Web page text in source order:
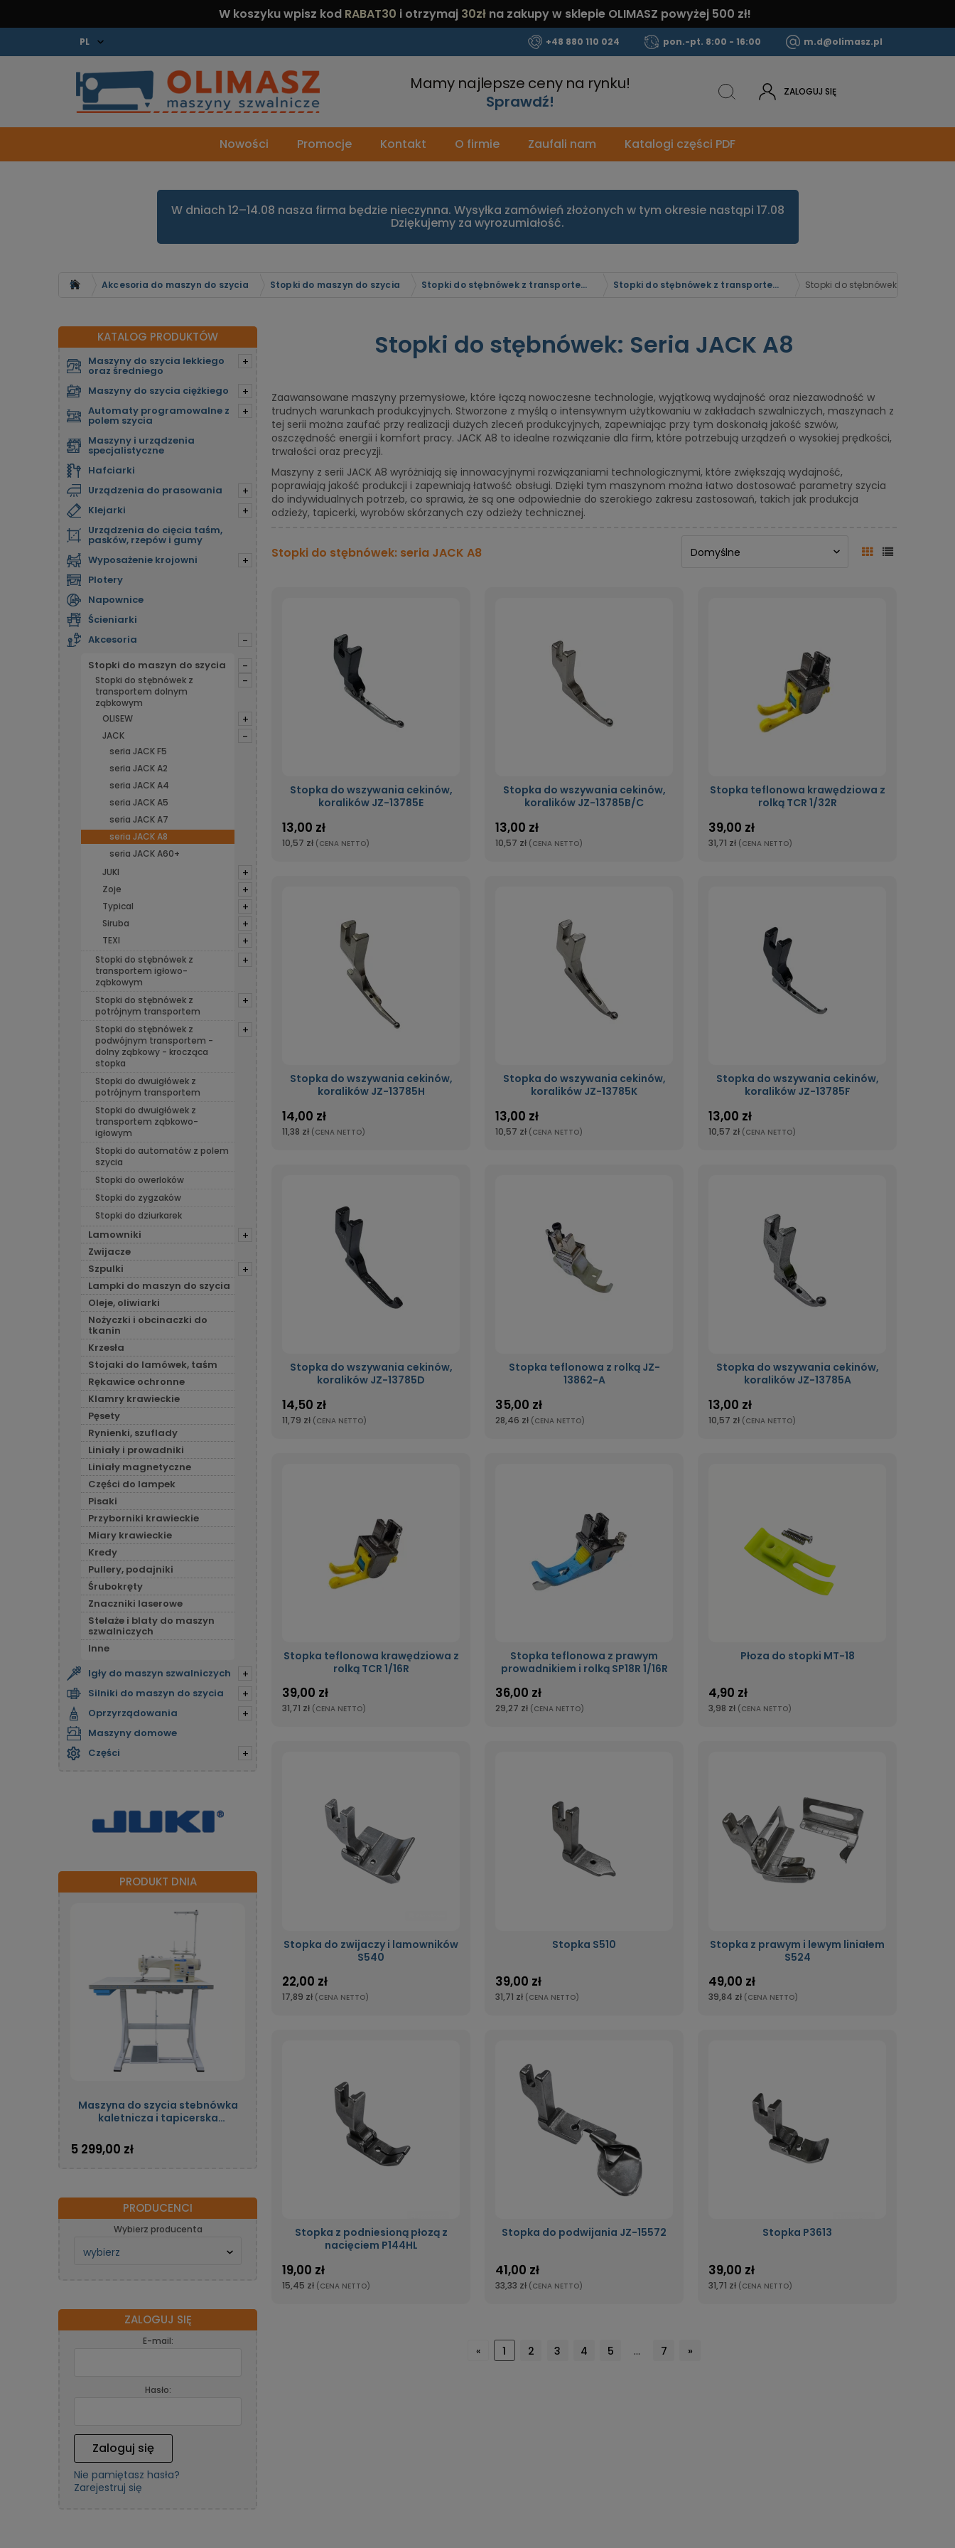
W koszyku wpisz kod RABAT30 i otrzymaj 30złna zakupy w sklepie OLIMASZ powyżej 500 zł!
+48 880 110 024 pon.-pt. 8:00 - 16:00 m.d@olimasz.pl
Mamy najlepsze ceny na rynku!
Sprawdź! ZALOGUJ SIĘ
Nowości Promocje Kontakt O firmie Zaufali nam Katalogi części PDF
W dniach 12–14.08 nasza firma będzie nieczynna. Wysyłka zamówień złożonych w tym okresie nastąpi 17.08
Dziękujemy za wyrozumiałość.
Strona główna Akcesoria do maszyn do szycia Stopki do maszyn do szycia Stopki do stębnówek z transportem dolnym ząbkowym Stopki do stębnówek z transportem dolnym ząbkowym JACK Stopki do stębnówek: seria JACK
KATALOG PRODUKTÓW
+
Maszyny do szycia lekkiego
oraz średniego
+
Maszyny do szycia ciężkiego
+
Automaty programowalne z
polem szycia
Maszyny i urządzenia
specjalistyczne
Hafciarki
+
Urządzenia do prasowania
+
Klejarki
Urządzenia do cięcia taśm,
pasków, rzepów i gumy
+
Wyposażenie krojowni
Plotery
Napownice
Ścieniarki
-
Akcesoria
-
Stopki do maszyn do szycia
-
Stopki do stębnówek z
transportem dolnym
ząbkowym
+
OLISEW
-
JACK
seria JACK F5
seria JACK A2
seria JACK A4
seria JACK A5
seria JACK A7
seria JACK A8
seria JACK A60+
+
JUKI
+
Zoje
+
Typical
+
Siruba
+
TEXI
+
Stopki do stębnówek z
transportem igłowo-
ząbkowym
+
Stopki do stębnówek z
potrójnym transportem
+
Stopki do stębnówek z
podwójnym transportem -
dolny ząbkowy - krocząca
stopka
Stopki do dwuigłówek z
potrójnym transportem
Stopki do dwuigłówek z
transportem ząbkowo-
igłowym
Stopki do automatów z polem
szycia
Stopki do owerloków
Stopki do zygzaków
Stopki do dziurkarek
+
Lamowniki
Zwijacze
+
Szpulki
Lampki do maszyn do szycia
Oleje, oliwiarki
Nożyczki i obcinaczki do
tkanin
Krzesła
Stojaki do lamówek, taśm
Rękawice ochronne
Klamry krawieckie
Pęsety
Rynienki, szuflady
Liniały i prowadniki
Liniały magnetyczne
Części do lampek
Pisaki
Przyborniki krawieckie
Miary krawieckie
Kredy
Pullery, podajniki
Śrubokręty
Znaczniki laserowe
Stelaże i blaty do maszyn
szwalniczych
Inne
+
Igły do maszyn szwalniczych
+
Silniki do maszyn do szycia
+
Oprzyrządowania
Maszyny domowe
+
Części
PRODUKT DNIA
Maszyna do szycia stebnówka
kaletnicza i tapicerska
potrójnym transportem oraz
silnikiem energooszczędnym
5 299,00 zł
PRODUCENCI
Wybierz producenta
ZALOGUJ SIĘ
E-mail:
Hasło:
Zaloguj się
Nie pamiętasz hasła?
Zarejestruj się
Stopki do stębnówek: Seria JACK A8
Zaawansowane maszyny przemysłowe, które łączą nowoczesne technologie, wyjątkową wydajność oraz niezawodność w
trudnych warunkach produkcyjnych. Stworzone z myślą o intensywnym użytkowaniu w zakładach szwalniczych, maszynach z
tej serii można zaufać przy realizacji dużych zleceń produkcyjnych, zapewniając przy tym doskonałą jakość szwów,
oszczędność energii i komfort pracy. JACK A8 to idealne rozwiązanie dla firm, które potrzebują urządzeń o wysokiej prędkości,
trwałości oraz precyzji.
Maszyny z serii JACK A8 wyróżniają się innowacyjnymi rozwiązaniami technologicznymi, które zwiększają wydajność,
poprawiają jakość produkcji i zapewniają łatwość obsługi. Dzięki tym maszynom można łatwo dostosować parametry szycia
do indywidualnych potrzeb, co sprawia, że są one odpowiednie do szerokiego zakresu zastosowań, takich jak produkcja
odzieży, tapicerki, wyrobów skórzanych czy odzieży technicznej.
Stopki do stębnówek: seria JACK A8
Stopka do wszywania cekinów,
koralików JZ-13785E
13,00 zł
10,57 zł (CENA NETTO)
Stopka do wszywania cekinów,
koralików JZ-13785B/C
13,00 zł
10,57 zł (CENA NETTO)
Stopka teflonowa krawędziowa z
rolką TCR 1/32R
39,00 zł
31,71 zł (CENA NETTO)
Stopka do wszywania cekinów,
koralików JZ-13785H
14,00 zł
11,38 zł (CENA NETTO)
Stopka do wszywania cekinów,
koralików JZ-13785K
13,00 zł
10,57 zł (CENA NETTO)
Stopka do wszywania cekinów,
koralików JZ-13785F
13,00 zł
10,57 zł (CENA NETTO)
Stopka do wszywania cekinów,
koralików JZ-13785D
14,50 zł
11,79 zł (CENA NETTO)
Stopka teflonowa z rolką JZ-
13862-A
35,00 zł
28,46 zł (CENA NETTO)
Stopka do wszywania cekinów,
koralików JZ-13785A
13,00 zł
10,57 zł (CENA NETTO)
Stopka teflonowa krawędziowa z
rolką TCR 1/16R
39,00 zł
31,71 zł (CENA NETTO)
Stopka teflonowa z prawym
prowadnikiem i rolką SP18R 1/16R
36,00 zł
29,27 zł (CENA NETTO)
Płoza do stopki MT-18
4,90 zł
3,98 zł (CENA NETTO)
Stopka do zwijaczy i lamowników
S540
22,00 zł
17,89 zł (CENA NETTO)
Stopka S510
39,00 zł
31,71 zł (CENA NETTO)
Stopka z prawym i lewym liniałem
S524
49,00 zł
39,84 zł (CENA NETTO)
Stopka z podniesioną płozą z
nacięciem P144HL
19,00 zł
15,45 zł (CENA NETTO)
Stopka do podwijania JZ-15572
41,00 zł
33,33 zł (CENA NETTO)
Stopka P3613
39,00 zł
31,71 zł (CENA NETTO)
« 1 2 3 4 5 ... 7 »